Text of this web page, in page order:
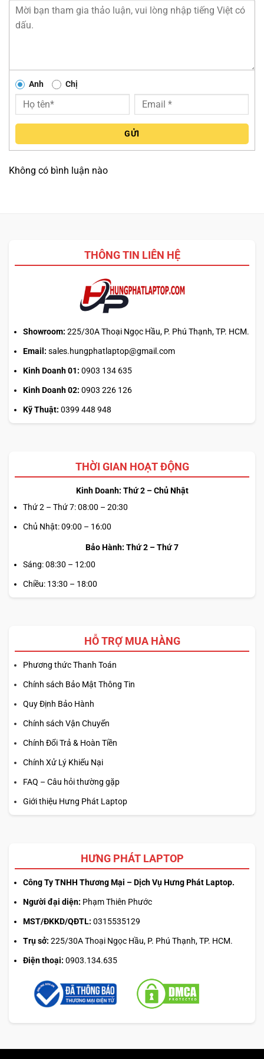
Anh Chị
GỬI
Không có bình luận nào
THÔNG TIN LIÊN HỆ
Showroom: 225/30A Thoại Ngọc Hầu, P. Phú Thạnh, TP. HCM.
Email: sales.hungphatlaptop@gmail.com
Kinh Doanh 01: 0903 134 635
Kinh Doanh 02: 0903 226 126
Kỹ Thuật: 0399 448 948
THỜI GIAN HOẠT ĐỘNG
Kinh Doanh: Thứ 2 – Chủ Nhật
Thứ 2 – Thứ 7: 08:00 – 20:30
Chủ Nhật: 09:00 – 16:00
Bảo Hành: Thứ 2 – Thứ 7
Sáng: 08:30 – 12:00
Chiều: 13:30 – 18:00
HỖ TRỢ MUA HÀNG
Phương thức Thanh Toán
Chính sách Bảo Mật Thông Tin
Quy Định Bảo Hành
Chính sách Vận Chuyển
Chính Đổi Trả & Hoàn Tiền
Chính Xử Lý Khiếu Nại
FAQ – Câu hỏi thường gặp
Giới thiệu Hưng Phát Laptop
HƯNG PHÁT LAPTOP
Công Ty TNHH Thương Mại – Dịch Vụ Hưng Phát Laptop.
Người đại diện: Phạm Thiên Phước
MST/ĐKKD/QĐTL: 0315535129
Trụ sở: 225/30A Thoại Ngọc Hầu, P. Phú Thạnh, TP. HCM.
Điện thoại: 0903.134.635